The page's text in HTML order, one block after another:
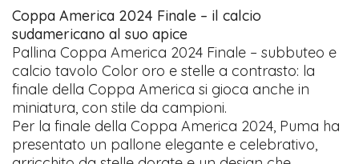
Coppa America 2024 Finale – il calcio
sudamericano al suo apice
Pallina Coppa America 2024 Finale – subbuteo e
calcio tavolo Color oro e stelle a contrasto: la
finale della Coppa America si gioca anche in
miniatura, con stile da campioni.
Per la finale della Coppa America 2024, Puma ha
presentato un pallone elegante e celebrativo,